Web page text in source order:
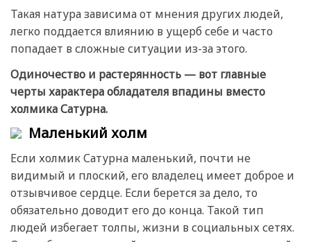
Такая натура зависима от мнения других людей,
легко поддается влиянию в ущерб себе и часто
попадает в сложные ситуации из-за этого.
Одиночество и растерянность — вот главные
черты характера обладателя впадины вместо
холмика Сатурна.
Маленький холм
Если холмик Сатурна маленький, почти не
видимый и плоский, его владелец имеет доброе и
отзывчивое сердце. Если берется за дело, то
обязательно доводит его до конца. Такой тип
людей избегает толпы, жизни в социальных сетях.